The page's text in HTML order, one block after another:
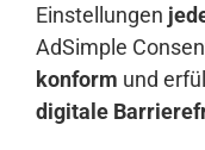
Einstellungen
AdSimple
konform und
digitale